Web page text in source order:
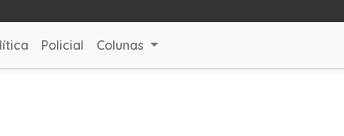
Policial Colunas